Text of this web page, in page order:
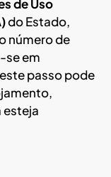
de Uso
do Estado,
número de
se em
passo pode
esteja